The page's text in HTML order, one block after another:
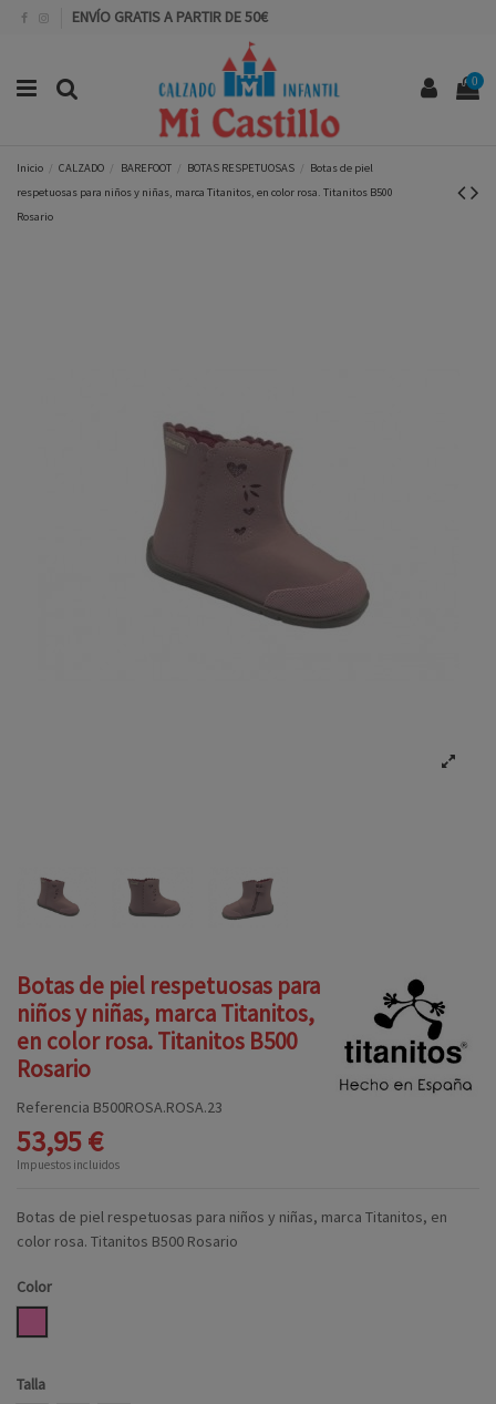
ENVÍO GRATIS A PARTIR DE 50€
0
Inicio CALZADO BAREFOOT BOTAS RESPETUOSAS
Botas de piel
respetuosas para niños y niñas, marca Titanitos, en color rosa. Titanitos B500
Rosario
Botas de piel respetuosas para
niños y niñas, marca Titanitos,
en color rosa. Titanitos B500
Rosario
Referencia B500ROSA.ROSA.23
53,95 €
Impuestos incluidos
Botas de piel respetuosas para niños y niñas, marca Titanitos, en
color rosa. Titanitos B500 Rosario
Color
Talla